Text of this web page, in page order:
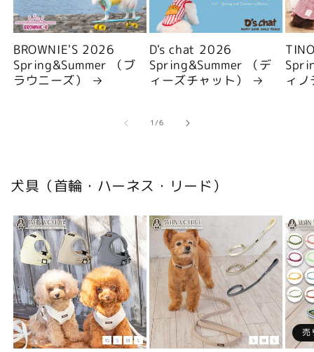
BROWNIE'S 2026
Spring&Summer （ブ
ラウニーズ）
D's chat 2026
Spring&Summer （デ
ィーズチャット）
ィ
1/の
6
犬具（首輪・ハーネス・リード）
売